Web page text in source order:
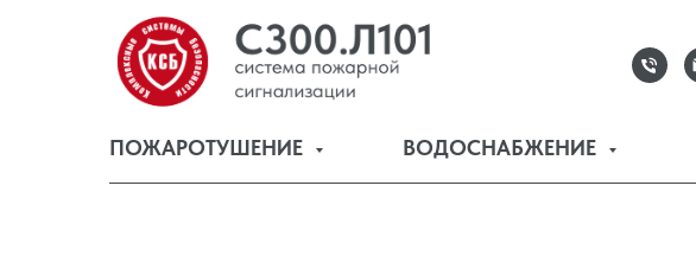
ПОЖАРОТУШЕНИЕ ВОДОСНАБЖЕНИЕ